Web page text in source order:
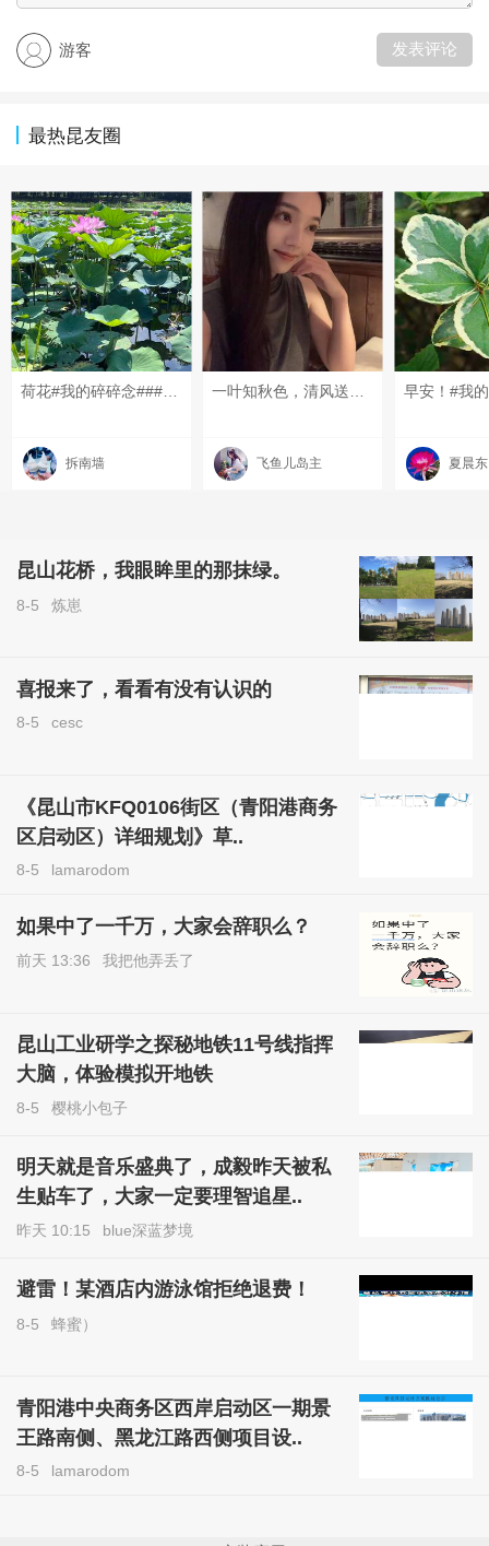
游客 发表评论
最热昆友圈
荷花#我的碎碎念###昆山有哪些美景？#每#6月的昆山#天一条昆友圈#
拆南墙
一叶知秋色，清风送浅凉。和盛夏挥手作别，愿所有的遗憾随风散去，美好与收获如约而至～#每天一条昆友圈# #我的碎碎念#
飞鱼儿岛主
早安！#我
夏晨东
昆山花桥，我眼眸里的那抹绿。
8-5 炼崽
喜报来了，看看有没有认识的
8-5 cesc
《昆山市KFQ0106街区（青阳港商务
区启动区）详细规划》草..
8-5 lamarodom
如果中了一千万，大家会辞职么？
前天 13:36 我把他弄丢了
昆山工业研学之探秘地铁11号线指挥
大脑，体验模拟开地铁
8-5 樱桃小包子
明天就是音乐盛典了，成毅昨天被私
生贴车了，大家一定要理智追星..
昨天 10:15 blue深蓝梦境
避雷！某酒店内游泳馆拒绝退费！
8-5 蜂蜜）
青阳港中央商务区西岸启动区一期景
王路南侧、黑龙江路西侧项目设..
8-5 lamarodom